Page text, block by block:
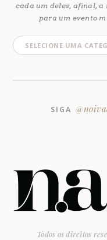
cada um deles, afinal,
para um evento
SIGA
Todos os direitos